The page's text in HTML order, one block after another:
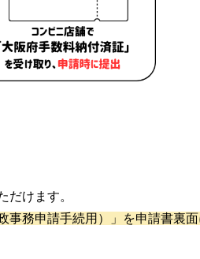
だけます。
事務申請手続用）」を申請書裏